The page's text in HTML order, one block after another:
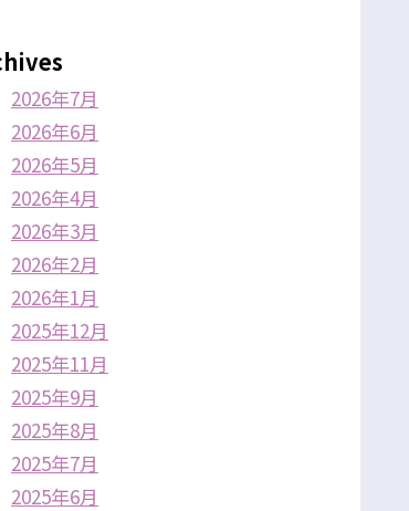
2026年7月
2026年6月
2026年5月
2026年4月
2026年3月
2026年2月
2026年1月
2025年12月
2025年11月
2025年9月
2025年8月
2025年7月
2025年6月